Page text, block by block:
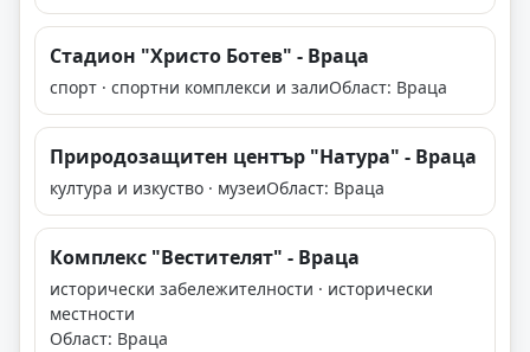
Стадион "Христо Ботев" - Враца
спорт · спортни комплекси и залиОбласт: Враца
Природозащитен център "Натура" - Враца
култура и изкуство · музеиОбласт: Враца
Комплекс "Вестителят" - Враца
исторически забележителности · исторически
местности
Област: Враца